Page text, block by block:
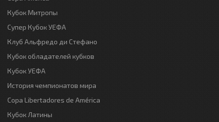
Кубок Митропы
Супер Кубок УЕФА
Клуб Альфредо ди Стефано
Кубок обладателей кубков
Кубок УЕФА
История чемпионатов мира
Copa Libertadores de América
Кубок Латины